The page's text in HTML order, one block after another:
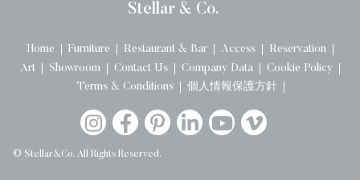
Stellar & Co.
Home Furniture Restaurant & Bar Access
Reservation
Art
Showroom Contact Us Company Data
Cookie Policy
Terms & Conditions
個人情報保護方針
© Stellar&Co. All Rights Reserved.